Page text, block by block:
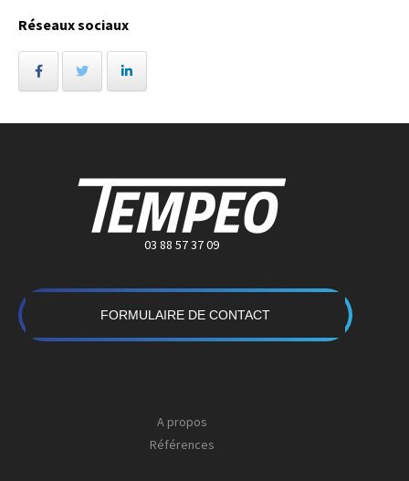
Réseaux sociaux
03 88 57 37 09
FORMULAIRE DE CONTACT
A propos
Références